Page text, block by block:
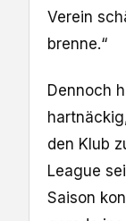
Verein
brenne.“
Dennoch
den Klub
League
Saison